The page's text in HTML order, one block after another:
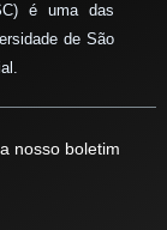
é uma das
de São
nosso boletim